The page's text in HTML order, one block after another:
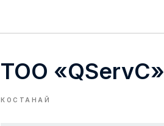
ТОО «QServC»
КОСТАНАЙ